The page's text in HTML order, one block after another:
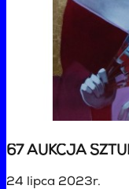
24 lipca 2023r.